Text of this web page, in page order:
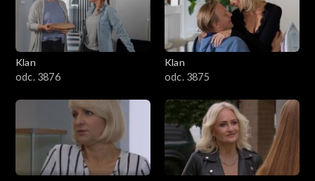
301–400
201–300
101–200
1–100
Klan
odc. 3876
Klan
odc. 3875